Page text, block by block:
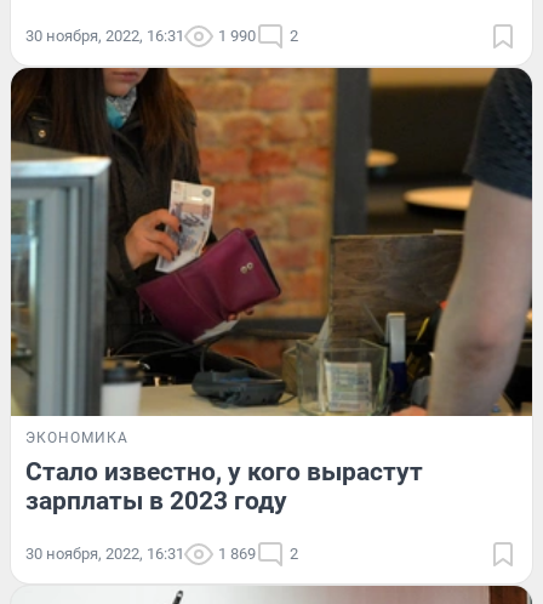
30 ноября, 2022, 16:31 1 990 2
ЭКОНОМИКА
Стало известно, у кого вырастут
зарплаты в 2023 году
30 ноября, 2022, 16:31 1 869 2